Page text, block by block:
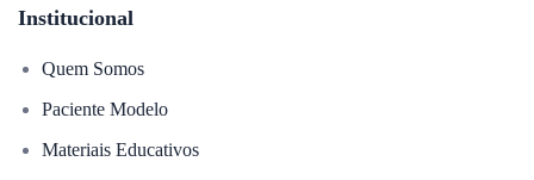
Institucional
Quem Somos
Paciente Modelo
Materiais Educativos